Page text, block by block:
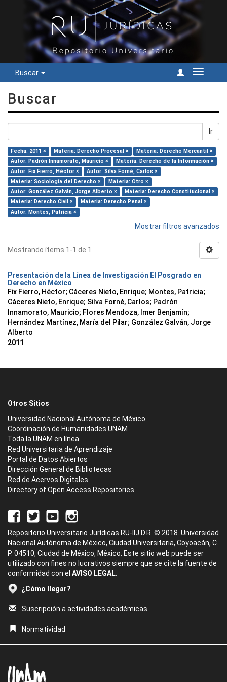
Buscar
Cambiar
Buscar
Ir
Fecha: 2011 × Materia: Derecho Procesal ×
Materia: Derecho Mercantil ×
Autor: Padrón Innamorato, Mauricio ×
Materia: Derecho de la Información ×
Autor: Fix Fierro, Héctor ×
Autor: Silva Forné, Carlos ×
Materia: Sociología del Derecho ×
Materia: Otro ×
Autor: González Galván, Jorge Alberto ×
Materia: Derecho Constitucional ×
Materia: Derecho Civil ×
Materia: Derecho Penal ×
Autor: Montes, Patricia ×
Mostrar filtros avanzados
Mostrando ítems 1-1 de 1
Presentación de la Línea de Investigación El Posgrado en
Derecho en México
Fix Fierro, Héctor; Cáceres Nieto, Enrique; Montes, Patricia;
Cáceres Nieto, Enrique; Silva Forné, Carlos; Padrón
Innamorato, Mauricio; Flores Mendoza, Imer Benjamín;
Hernández Martínez, María del Pilar; González Galván, Jorge
Alberto
2011
Otros Sitios
Universidad Nacional Autónoma de México
Coordinación de Humanidades UNAM
Toda la UNAM en línea
Red Universitaria de Aprendizaje
Portal de Datos Abiertos
Dirección General de Bibliotecas
Red de Acervos Digitales
Directory of Open Access Repositories
Repositorio Universitario Jurídicas RU-IIJ D.R. © 2018. Universidad
Nacional Autónoma de México, Ciudad Universitaria, Coyoacán, C.
P. 04510, Ciudad de México, México. Este sitio web puede ser
utilizado con fines no lucrativos siempre que se cite la fuente de
conformidad con el AVISO LEGAL.
¿Cómo llegar?
Suscripción a actividades académicas
Normatividad